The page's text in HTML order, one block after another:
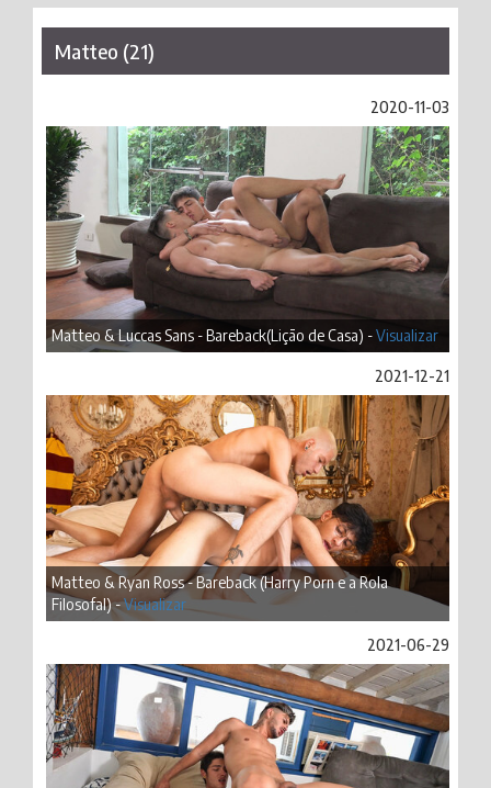
Matteo (21)
2020-11-03
Matteo & Luccas Sans - Bareback(Lição de Casa) -Visualizar
2021-12-21
Matteo & Ryan Ross - Bareback (Harry Porn e a Rola
Filosofal) -Visualizar
2021-06-29